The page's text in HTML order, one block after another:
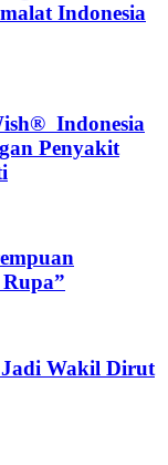
Indonesia
Indonesia
Penyakit
Wakil Dirut